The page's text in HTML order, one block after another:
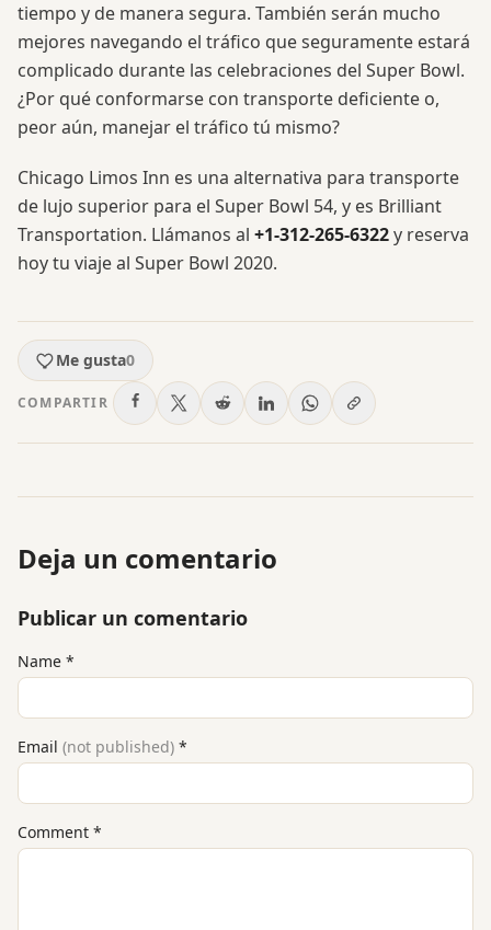
tiempo y de manera segura. También serán mucho
mejores navegando el tráfico que seguramente estará
complicado durante las celebraciones del Super Bowl.
¿Por qué conformarse con transporte deficiente o,
peor aún, manejar el tráfico tú mismo?
Chicago Limos Inn es una alternativa para transporte
de lujo superior para el Super Bowl 54, y es Brilliant
Transportation. Llámanos al +1-312-265-6322y reserva
hoy tu viaje al Super Bowl 2020.
Me gusta0
COMPARTIR
Deja un comentario
Publicar un comentario
Name *
Email (not published) *
Comment *